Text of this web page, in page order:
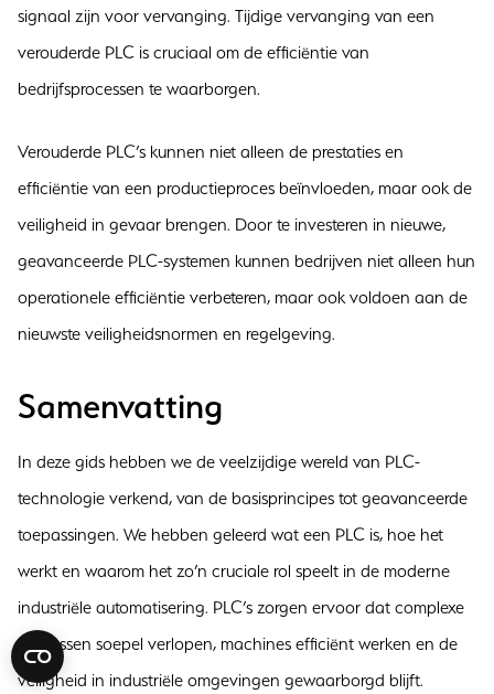
signaal zijn voor vervanging. Tijdige vervanging van een
verouderde PLC is cruciaal om de efficiëntie van
bedrijfsprocessen te waarborgen.
Verouderde PLC’s kunnen niet alleen de prestaties en
efficiëntie van een productieproces beïnvloeden, maar ook de
veiligheid in gevaar brengen. Door te investeren in nieuwe,
geavanceerde PLC-systemen kunnen bedrijven niet alleen hun
operationele efficiëntie verbeteren, maar ook voldoen aan de
nieuwste veiligheidsnormen en regelgeving.
Samenvatting
In deze gids hebben we de veelzijdige wereld van PLC-
technologie verkend, van de basisprincipes tot geavanceerde
toepassingen. We hebben geleerd wat een PLC is, hoe het
werkt en waarom het zo’n cruciale rol speelt in de moderne
industriële automatisering. PLC’s zorgen ervoor dat complexe
processen soepel verlopen, machines efficiënt werken en de
veiligheid in industriële omgevingen gewaarborgd blijft.